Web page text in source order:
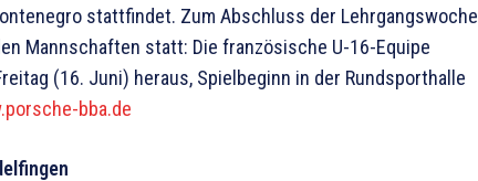
stattfindet. Zum Abschluss der Lehrgangswoche
Mannschaften statt: Die französische U-16-Equipe
(16. Juni) heraus, Spielbeginn in der Rundsporthalle
bba.de